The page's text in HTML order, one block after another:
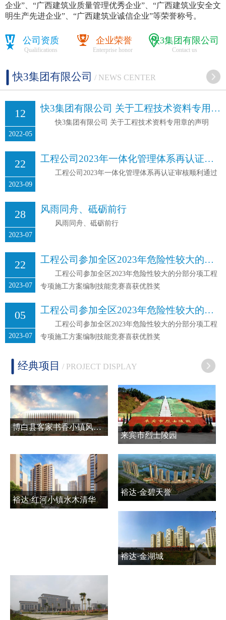
企业”、“广西建筑业质量管理优秀企业”、“广西建筑业安全文
明生产先进企业”、“广西建筑业诚信企业”等荣誉称号。
公司资质
Qualifications
企业荣誉
Enterprise honor
快3集团有限公司
Contact us
快3集团有限公司 / NEWS CENTER
12
2022-05
快3集团有限公司 关于工程技术资料专用章的声明
快3集团有限公司 关于工程技术资料专用章的声明
22
2023-09
工程公司2023年一体化管理体系再认证审核顺利通过
工程公司2023年一体化管理体系再认证审核顺利通过
28
2023-07
风雨同舟、砥砺前行
风雨同舟、砥砺前行
22
2023-07
工程公司参加全区2023年危险性较大的分部分项工程专项施工方案编制技能竞赛喜获优胜奖
工程公司参加全区2023年危险性较大的分部分项工程
专项施工方案编制技能竞赛喜获优胜奖
05
2023-07
工程公司参加全区2023年危险性较大的分部分项工程专项施工方案编制技能竞赛喜获优胜奖
工程公司参加全区2023年危险性较大的分部分项工程
专项施工方案编制技能竞赛喜获优胜奖
经典项目 / PROJECT DISPLAY
博白县客家书香小镇风情商贸城公共基础设施建设项目
来宾市烈士陵园
裕达·红河小镇水木清华
裕达·金碧天誉
裕达·金湖城